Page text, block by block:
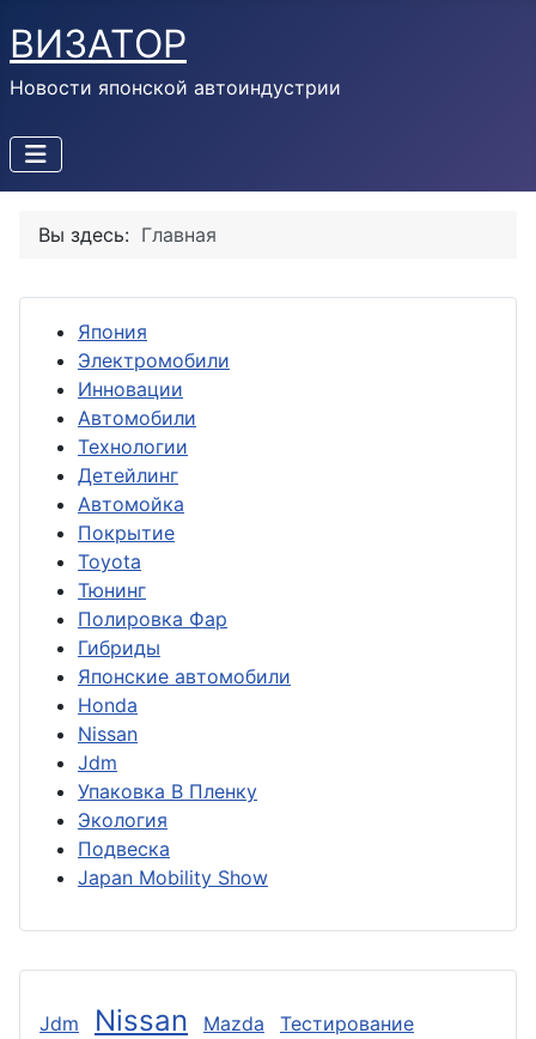
ВИЗАТОР
Новости японской автоиндустрии
Вы здесь: Главная
Япония
Электромобили
Инновации
Автомобили
Технологии
Детейлинг
Автомойка
Покрытие
Toyota
Тюнинг
Полировка Фар
Гибриды
Японские автомобили
Honda
Nissan
Jdm
Упаковка В Пленку
Экология
Подвеска
Japan Mobility Show
Jdm Nissan Mazda Тестирование